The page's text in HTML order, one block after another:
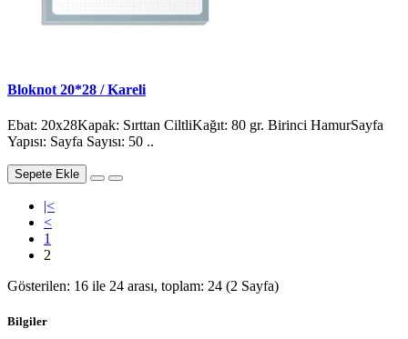
Bloknot 20*28 / Kareli
Ebat: 20x28Kapak: Sırttan CiltliKağıt: 80 gr. Birinci HamurSayfa
Yapısı: Sayfa Sayısı: 50 ..
Sepete Ekle
|<
<
1
2
Gösterilen: 16 ile 24 arası, toplam: 24 (2 Sayfa)
Bilgiler